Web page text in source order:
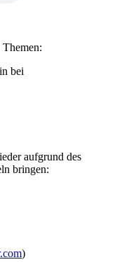
Themen:
bei
aufgrund des
bringen:
)